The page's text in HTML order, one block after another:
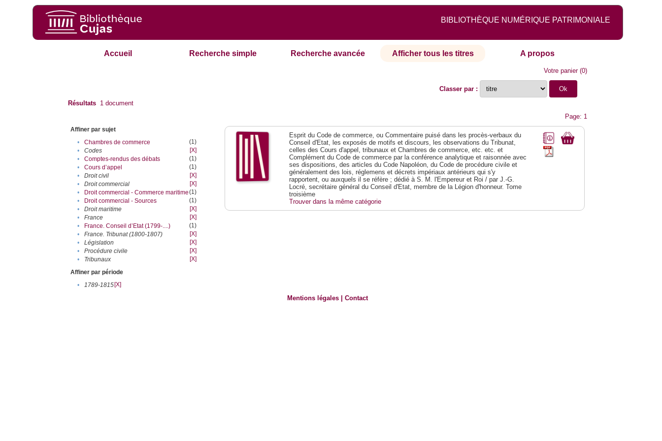
BIBLIOTHÈQUE NUMÉRIQUE PATRIMONIALE
Accueil Recherche simple Recherche avancée Afficher tous les titres A propos
Votre panier(0)
Classer par :
Résultats 1 document
Page: 1
Affiner par sujet
•
Chambres de commerce
(1)
•
Codes
[X]
•
Comptes-rendus des débats
(1)
•
Cours d’appel
(1)
•
Droit civil
[X]
•
Droit commercial
[X]
•
Droit commercial - Commerce maritime(1)
•
Droit commercial - Sources
(1)
•
Droit maritime
[X]
•
France
[X]
•
France. Conseil d’Etat (1799-....)
(1)
•
France. Tribunat (1800-1807)
[X]
•
Législation
[X]
•
Procédure civile
[X]
•
Tribunaux
[X]
Affiner par période
•
1789-1815[X]
Esprit du Code de commerce, ou Commentaire puisé dans les procès-verbaux du
Conseil d'Etat, les exposés de motifs et discours, les observations du Tribunat,
celles des Cours d'appel, tribunaux et Chambres de commerce, etc. etc. et
Complément du Code de commerce par la conférence analytique et raisonnée avec
ses dispositions, des articles du Code Napoléon, du Code de procédure civile et
généralement des lois, réglemens et décrets impériaux antérieurs qui s'y
rapportent, ou auxquels il se réfère ; dédié à S. M. l'Empereur et Roi / par J.-G.
Locré, secrétaire général du Conseil d'Etat, membre de la Légion d'honneur. Tome
troisième
Trouver dans la même catégorie
Mentions légales |Contact